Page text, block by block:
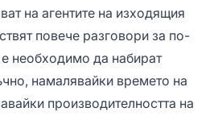
на агентите на изходящия
повече разговори за по-
необходимо да набират
намалявайки времето на
производителността на